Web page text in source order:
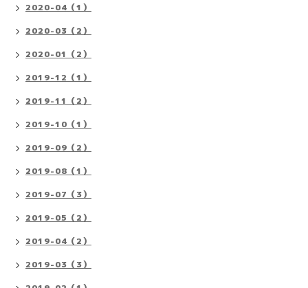
2020-04（1）
2020-03（2）
2020-01（2）
2019-12（1）
2019-11（2）
2019-10（1）
2019-09（2）
2019-08（1）
2019-07（3）
2019-05（2）
2019-04（2）
2019-03（3）